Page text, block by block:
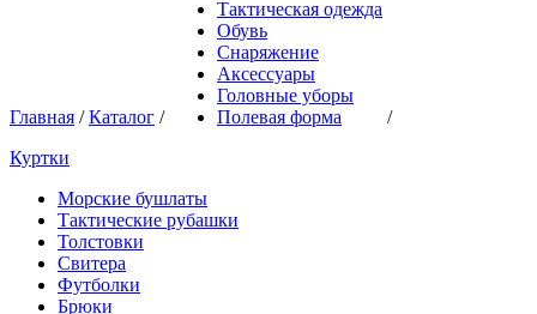
Главная /Каталог /
Тактическая одежда
Обувь
Снаряжение
Аксессуары
Головные уборы
Полевая форма
/
Куртки
Морские бушлаты
Тактические рубашки
Толстовки
Свитера
Футболки
Брюки